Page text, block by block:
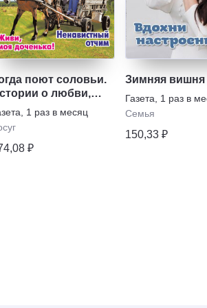
поют соловьи.
о любви,
все из
1 раз в месяц
₽
Зимняя вишня
Газета
1 раз в
Семья
150,33 ₽